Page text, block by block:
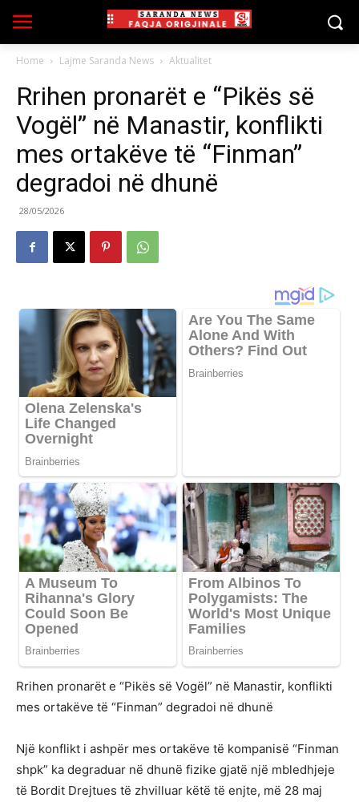
Home Lajme Saranda News Aktualitet
Rrihen pronarët e “Pikës së
Vogël” në Manastir, konflikti
mes ortakëve të “Finman”
degradoi në dhunë
28/05/2026
Rrihen pronarët e “Pikës së Vogël” në Manastir, konflikti
mes ortakëve të “Finman” degradoi në dhunë
Një konflikt i ashpër mes ortakëve të kompanisë “Finman
shpk” ka degraduar në dhunë fizike gjatë një mbledhjeje
të Bordit Drejtues të zhvilluar këtë të enjte, më 28 maj